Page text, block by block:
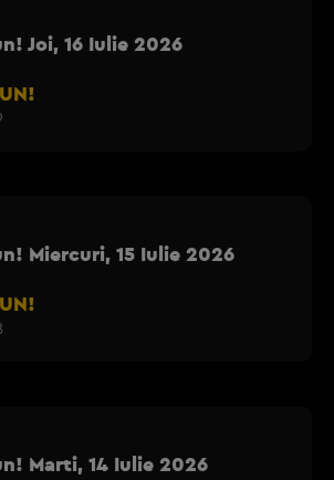
Joi, 16 Iulie 2026
Miercuri, 15 Iulie 2026
Marti, 14 Iulie 2026